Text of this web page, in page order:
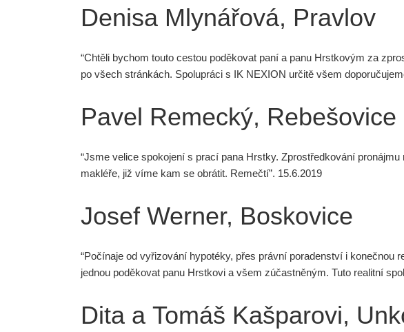
Denisa Mlynářová, Pravlov
“Chtěli bychom touto cestou poděkovat paní a panu Hrstkovým za
po všech stránkách. Spolupráci s IK NEXION určitě všem
Pavel Remecký, Rebešovice
“Jsme velice spokojení s prací pana Hrstky. Zprostředkování
makléře, již víme kam se obrátit. Remečtí”. 15.6.2019
Josef Werner, Boskovice
“Počínaje od vyřizování hypotéky, přes právní poradenství i konečnou
jednou poděkovat panu Hrstkovi a všem zúčastněným. Tuto realitní
Dita a Tomáš Kašparovi,